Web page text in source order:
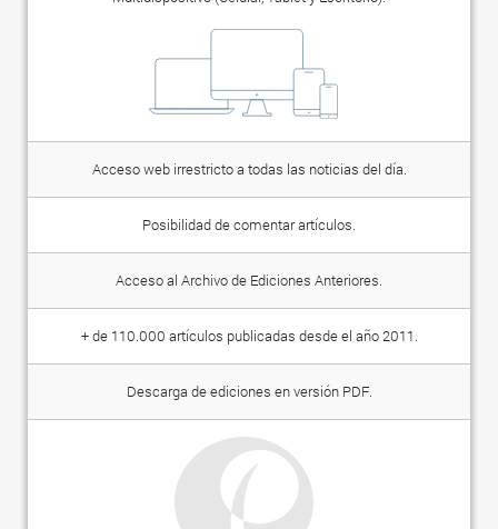
Acceso web irrestricto a todas las noticias del día.
Posibilidad de comentar artículos.
Acceso al Archivo de Ediciones Anteriores.
+ de 110.000 artículos publicadas desde el año 2011.
Descarga de ediciones en versión PDF.